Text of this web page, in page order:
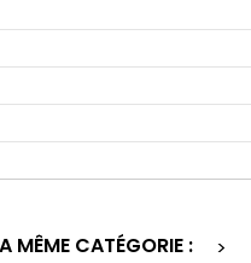
MÊME CATÉGORIE :
>